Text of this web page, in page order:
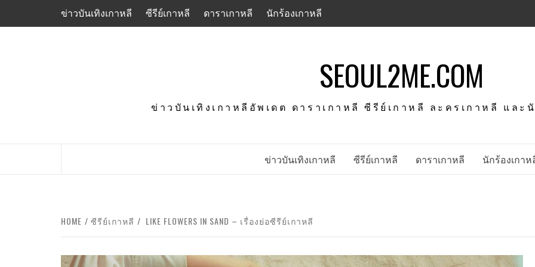
ข่าวบันเทิงเกาหลี ซีรีย์เกาหลี ดาราเกาหลี นักร้องเกาหลี
SEOUL2ME.COM
ข่าวบันเทิงเกาหลีอัพเดต ดาราเกาหลี ซีรีย์เกาหลี ละครเกาหลี และ
ข่าวบันเทิงเกาหลี ซีรีย์เกาหลี ดาราเกาหลี นักร้องเกาห
HOME ซีรีย์เกาหลี LIKE FLOWERS IN SAND – เรื่องย่อซีรีย์เกาหลี